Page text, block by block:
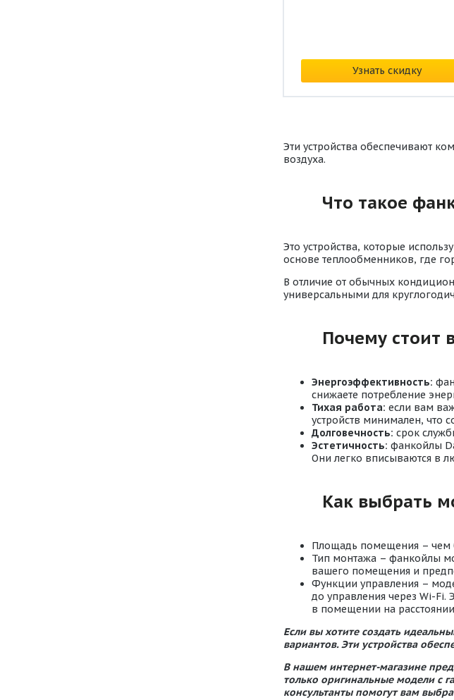
Узнать скидку
Эти устройства обеспечивают
воздуха.
Что такое
Это устройства, которые
основе теплообменников, где
В отличие от обычных
универсальными для
Почему стоит
Энергоэффективность:
снижаете потребление
Тихая работа: если вам
устройств минимален, что
Долговечность: срок
Эстетичность: фанкойлы
Они легко вписываются в
Как выбрать
Площадь помещения – чем
Тип монтажа – фанкойлы
вашего помещения и
Функции управления –
до управления через Wi-Fi.
в помещении на
Если вы хотите создать
вариантов. Эти устройства
В нашем интернет-магазине
только оригинальные модели с
консультанты помогут вам